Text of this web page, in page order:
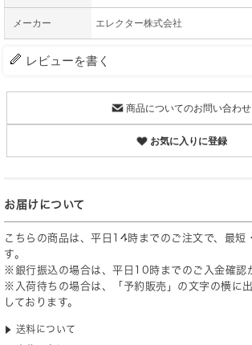
メーカー エレクター株式会社
レビューを書く
商品についてのお問い合わせ
お気に入りに登録